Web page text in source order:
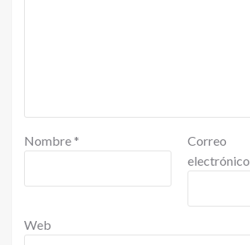
Nombre *
Correo
electrónico
Web